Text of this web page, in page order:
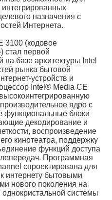
интегрированных
назначения с
Интернета.
3100 (кодовое
стал первой
на базе архитектуры Intel
рынка бытовой
устройств и
Intel® Media CE
ядро с
функциональные блоки
декодирование и
воспроизведение
кинотеатра, поддержку
функций доступа
Программная
спроектирована для
интернету бытовыми
нового поколения на
системы